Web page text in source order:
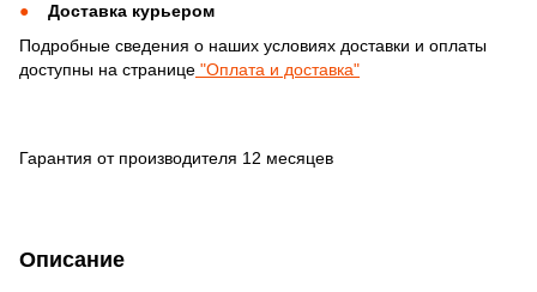
Описание
Доставка курьером
Подробные сведения о наших условиях доставки и оплаты
доступны на странице "Оплата и доставка"
Гарантия от производителя 12 месяцев